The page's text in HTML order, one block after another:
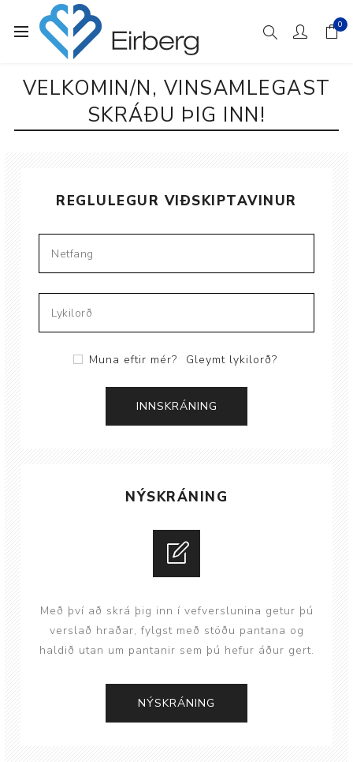
0
VELKOMIN/N, VINSAMLEGAST
SKRÁÐU ÞIG INN!
REGLULEGUR VIÐSKIPTAVINUR
Muna eftir mér? Gleymt lykilorð?
NÝSKRÁNING
Með því að skrá þig inn í vefverslunina getur þú
verslað hraðar, fylgst með stöðu pantana og
haldið utan um pantanir sem þú hefur áður gert.